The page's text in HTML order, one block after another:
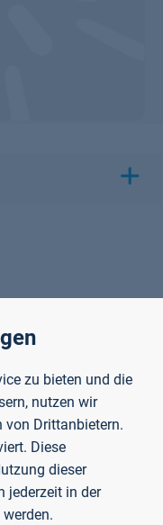
zu bieten und die
nutzen wir
von Drittanbietern.
Diese
dieser
jederzeit in der